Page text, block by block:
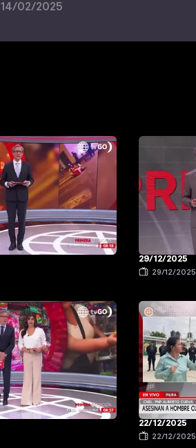
14/02/2025
29/12/2025
29/12/2025
22/12/2025
22/12/2025